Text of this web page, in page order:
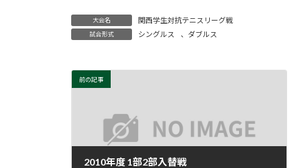
大会名 関西学生対抗テニスリーグ戦
試合形式 シングルス 、 ダブルス
前の記事
2010年度 1部2部入替戦